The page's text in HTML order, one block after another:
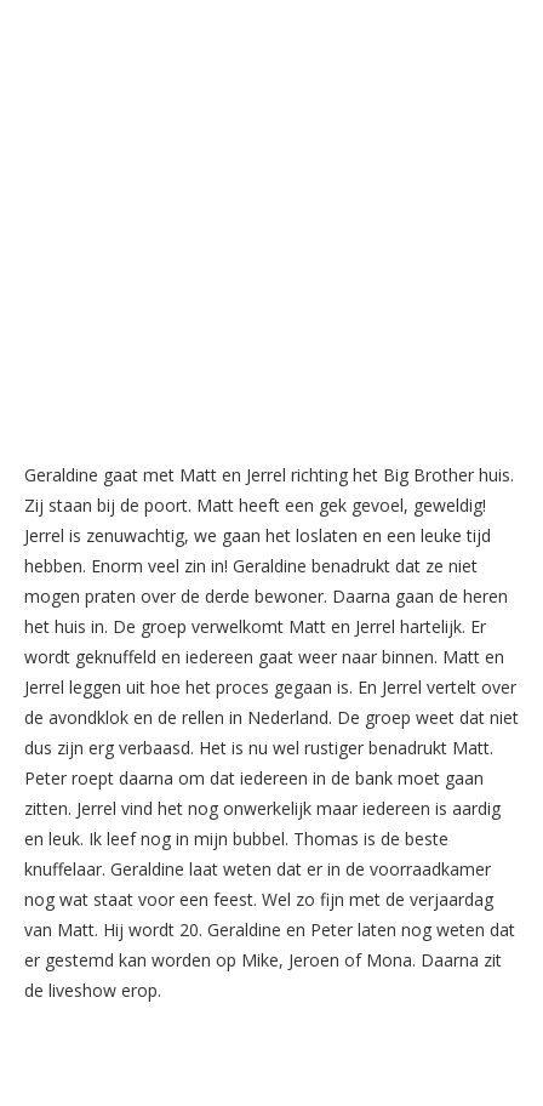
Geraldine gaat met Matt en Jerrel richting het Big Brother huis.
Zij staan bij de poort. Matt heeft een gek gevoel, geweldig!
Jerrel is zenuwachtig, we gaan het loslaten en een leuke tijd
hebben. Enorm veel zin in! Geraldine benadrukt dat ze niet
mogen praten over de derde bewoner. Daarna gaan de heren
het huis in. De groep verwelkomt Matt en Jerrel hartelijk. Er
wordt geknuffeld en iedereen gaat weer naar binnen. Matt en
Jerrel leggen uit hoe het proces gegaan is. En Jerrel vertelt over
de avondklok en de rellen in Nederland. De groep weet dat niet
dus zijn erg verbaasd. Het is nu wel rustiger benadrukt Matt.
Peter roept daarna om dat iedereen in de bank moet gaan
zitten. Jerrel vind het nog onwerkelijk maar iedereen is aardig
en leuk. Ik leef nog in mijn bubbel. Thomas is de beste
knuffelaar. Geraldine laat weten dat er in de voorraadkamer
nog wat staat voor een feest. Wel zo fijn met de verjaardag
van Matt. Hij wordt 20. Geraldine en Peter laten nog weten dat
er gestemd kan worden op Mike, Jeroen of Mona. Daarna zit
de liveshow erop.